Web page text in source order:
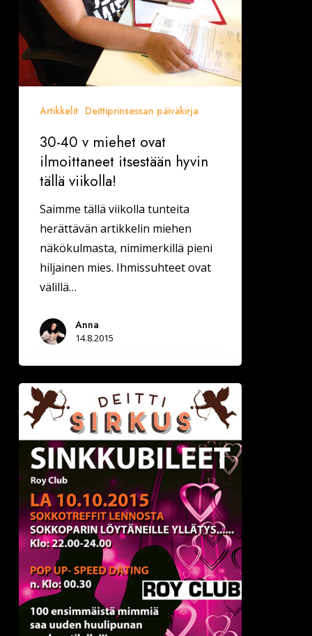
hyvin
tällä
viikolla!
Artikkelit Deittiprinsessan päiväkirja
30-40 v miehet ovat
ilmoittaneet itsestään hyvin
tällä viikolla!
Saimme tällä viikolla tunteita
herättävän artikkelin miehen
näkökulmasta, nimimerkillä pieni
hiljainen mies. Ihmissuhteet ovat
välillä…
Anna
14.8.2015
Deittisirkus
Sinkkubileet
Rovaniemellä
10.10.2015
(Roy
Club)